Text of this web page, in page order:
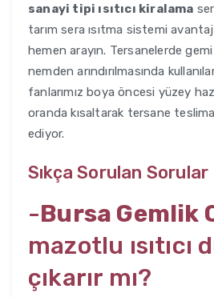
sanayi tipi ısıtıcı kiralama
tarım sera ısıtma sistemi
hemen arayın. Tersanelerde gemi
nemden arındırılmasında
fanlarımız boya öncesi yüzey
oranda kısaltarak tersane
ediyor.
Sıkça Sorulan Sorular
-Bursa Gemlik
mazotlu ısıtıcı
çıkarır mı?